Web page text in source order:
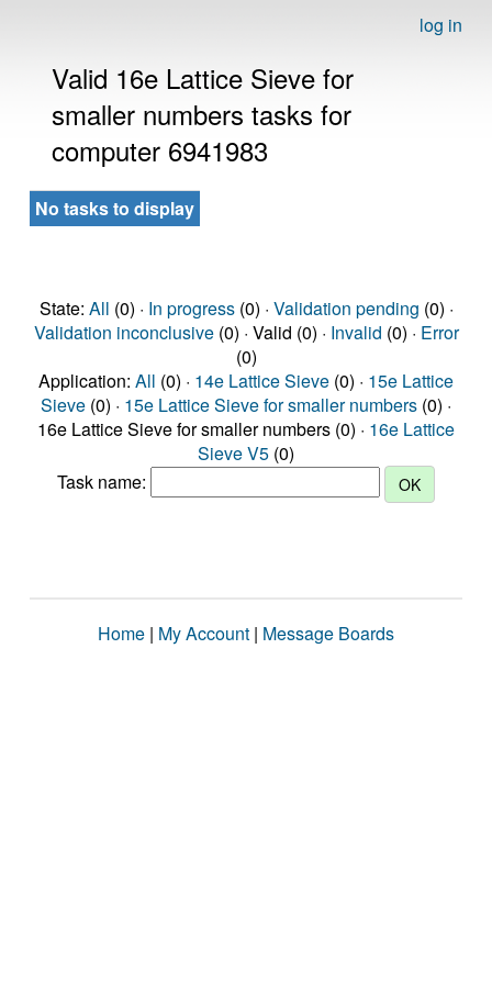
log in
Valid 16e Lattice Sieve for
smaller numbers tasks for
computer 6941983
No tasks to display
State: All (0) · In progress(0) · Validation pending (0) ·
Validation inconclusive(0) · Valid (0) · Invalid (0) · Error
(0)
Application: All (0) · 14e Lattice Sieve (0) · 15e Lattice
Sieve (0) · 15e Lattice Sieve for smaller numbers (0) ·
16e Lattice Sieve for smaller numbers (0) · 16e Lattice
Sieve V5 (0)
Task name:
Home | My Account | Message Boards